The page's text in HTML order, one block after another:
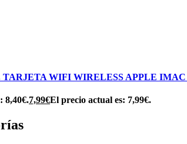
WIFI WIRELESS APPLE IMAC
8,40€.7,99€El precio actual es: 7,99€.